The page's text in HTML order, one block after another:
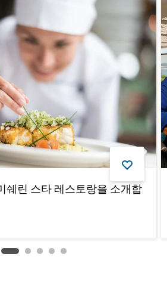
쉐린 스타 레스토랑을 소개합